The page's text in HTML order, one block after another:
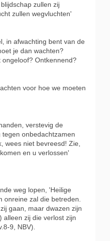
zullen zij
zullen wegvluchten'
in afwachting bent van de
je dan wachten?
Ontkennend?
voor hoe we moeten
verstevig de
onbedachtzamen
wees niet bevreesd! Zie,
en u verlossen'
weg lopen, 'Heilige
onreine zal die betreden.
gaan, maar dwazen zijn
alleen zij die verlost zijn
9, NBV).